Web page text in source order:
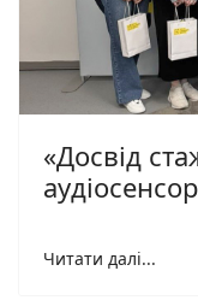
«Досвід
Читати далі...